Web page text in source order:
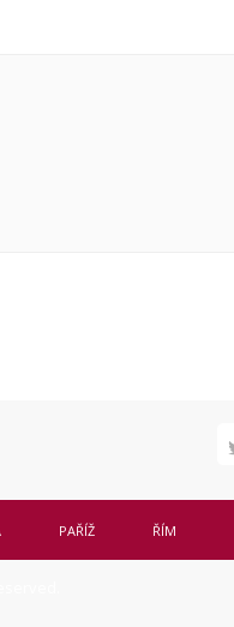
PAŘÍŽ ŘÍM